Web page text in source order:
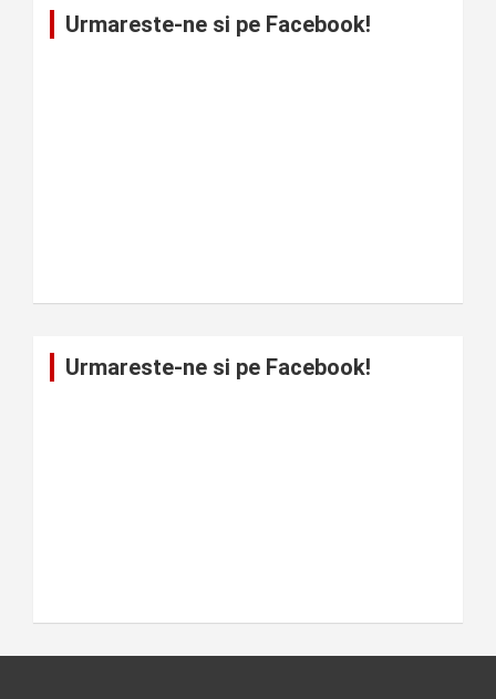
Urmareste-ne si pe Facebook!
Urmareste-ne si pe Facebook!